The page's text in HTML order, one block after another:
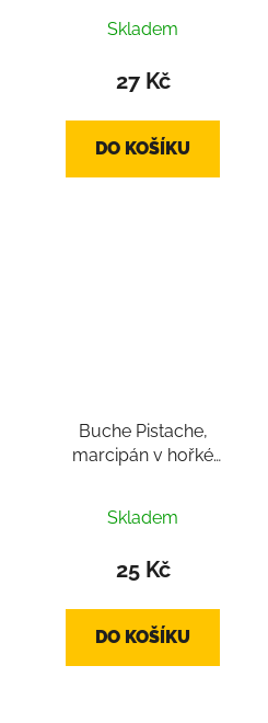
Skladem
27 Kč
DO KOŠÍKU
Buche Pistache,
marcipán v hořké
12-16g)
Skladem
25 Kč
DO KOŠÍKU